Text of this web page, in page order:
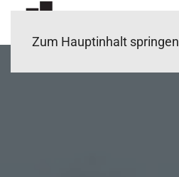
Zum Hauptinhalt springen